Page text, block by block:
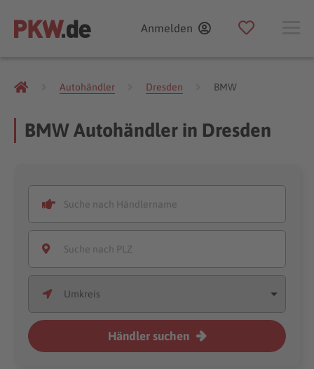
Anmelden
Autohändler Dresden BMW
BMW Autohändler in Dresden
Händler suchen